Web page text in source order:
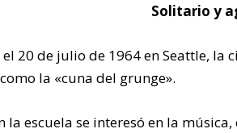
Solitario y
20 de julio de 1964 en Seattle, la
la «cuna del grunge».
la escuela se interesó en la